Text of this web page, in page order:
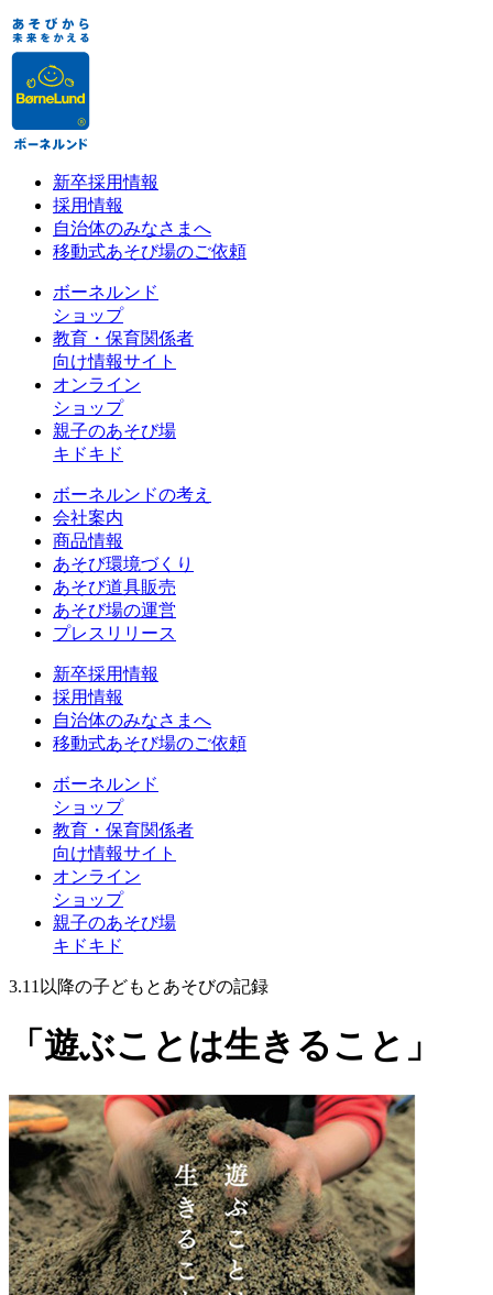
新卒採用情報
採用情報
自治体のみなさまへ
移動式あそび場のご依頼
ボーネルンド
ショップ
教育・保育関係者
向け情報サイト
オンライン
ショップ
親子のあそび場
キドキド
ボーネルンドの考え
会社案内
商品情報
あそび環境づくり
あそび道具販売
あそび場の運営
プレスリリース
新卒採用情報
採用情報
自治体のみなさまへ
移動式あそび場のご依頼
ボーネルンド
ショップ
教育・保育関係者
向け情報サイト
オンライン
ショップ
親子のあそび場
キドキド
3.11以降の子どもとあそびの記録
「遊ぶことは生きること」